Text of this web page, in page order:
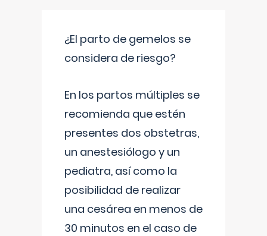
¿El parto de gemelos se
considera de riesgo?
En los partos múltiples se
recomienda que estén
presentes dos obstetras,
un anestesiólogo y un
pediatra, así como la
posibilidad de realizar
una cesárea en menos de
30 minutos en el caso de